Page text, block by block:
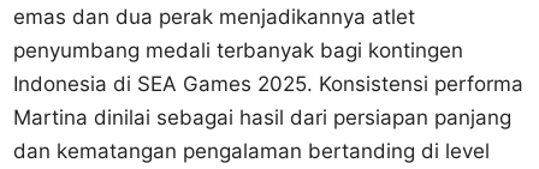
emas dan dua perak menjadikannya atlet
penyumbang medali terbanyak bagi kontingen
Indonesia di SEA Games 2025. Konsistensi performa
Martina dinilai sebagai hasil dari persiapan panjang
dan kematangan pengalaman bertanding di level